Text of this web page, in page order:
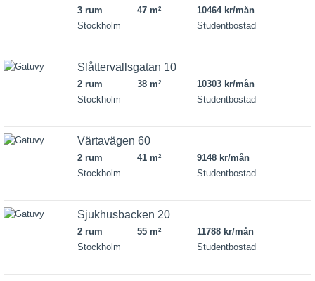
3 rum 47 m2
10464 kr/mån
Stockholm
Studentbostad
Slåttervallsgatan 10
2 rum 38 m2
10303 kr/mån
Stockholm
Studentbostad
Värtavägen 60
2 rum 41 m2
9148 kr/mån
Stockholm
Studentbostad
Sjukhusbacken 20
2 rum 55 m2
11788 kr/mån
Stockholm
Studentbostad